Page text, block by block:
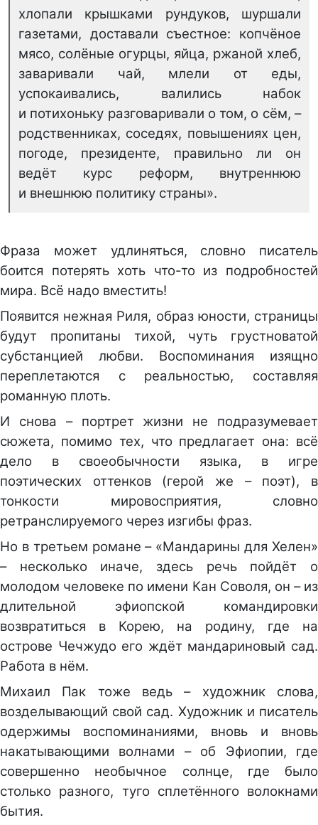
хлопали крышками рундуков, шуршали
газетами, доставали съестное: копчёное
мясо, солёные огурцы, яйца, ржаной хлеб,
заваривали чай, млели от еды,
успокаивались, валились набок
и потихоньку разговаривали о том, о сём, –
родственниках, соседях, повышениях цен,
погоде, президенте, правильно ли он
ведёт курс реформ, внутреннюю
и внешнюю политику страны».
Фраза может удлиняться, словно писатель
боится потерять хоть что-то из подробностей
мира. Всё надо вместить!
Появится нежная Риля, образ юности, страницы
будут пропитаны тихой, чуть грустноватой
субстанцией любви. Воспоминания изящно
переплетаются с реальностью, составляя
романную плоть.
И снова – портрет жизни не подразумевает
сюжета, помимо тех, что предлагает она: всё
дело в своеобычности языка, в игре
поэтических оттенков (герой же – поэт), в
тонкости мировосприятия, словно
ретранслируемого через изгибы фраз.
Но в третьем романе – «Мандарины для Хелен»
– несколько иначе, здесь речь пойдёт о
молодом человеке по имени Кан Соволя, он – из
длительной эфиопской командировки
возвратиться в Корею, на родину, где на
острове Чечжудо его ждёт мандариновый сад.
Работа в нём.
Михаил Пак тоже ведь – художник слова,
возделывающий свой сад. Художник и писатель
одержимы воспоминаниями, вновь и вновь
накатывающими волнами – об Эфиопии, где
совершенно необычное солнце, где было
столько разного, туго сплетённого волокнами
бытия.